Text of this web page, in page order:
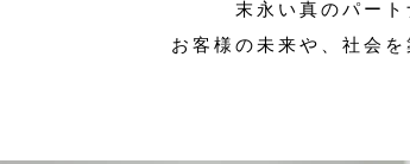
末永い真のパー
お客様の未来や、社会